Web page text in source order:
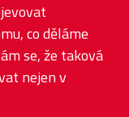
co děláme
se, že taková
nejen v